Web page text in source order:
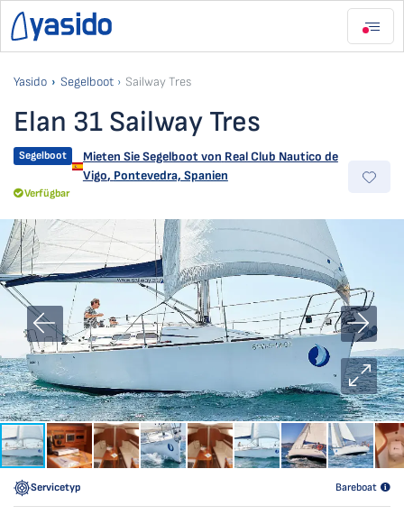
Yasido Segelboot Sailway Tres
Elan 31 Sailway Tres
Segelboot Mieten Sie Segelboot von Real Club Nautico de
Vigo, Pontevedra, Spanien
Verfügbar
Servicetyp Bareboat